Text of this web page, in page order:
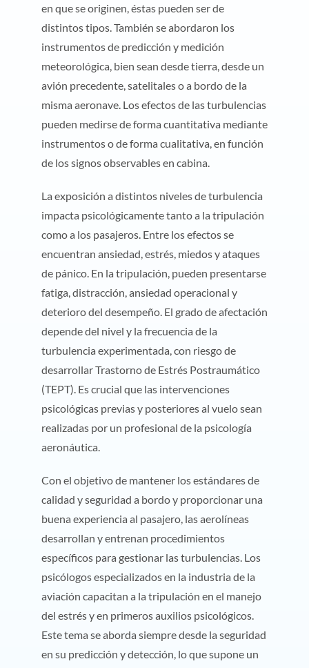
en que se originen, éstas pueden ser de
distintos tipos. También se abordaron los
instrumentos de predicción y medición
meteorológica, bien sean desde tierra, desde un
avión precedente, satelitales o a bordo de la
misma aeronave. Los efectos de las turbulencias
pueden medirse de forma cuantitativa mediante
instrumentos o de forma cualitativa, en función
de los signos observables en cabina.
La exposición a distintos niveles de turbulencia
impacta psicológicamente tanto a la tripulación
como a los pasajeros. Entre los efectos se
encuentran ansiedad, estrés, miedos y ataques
de pánico. En la tripulación, pueden presentarse
fatiga, distracción, ansiedad operacional y
deterioro del desempeño. El grado de afectación
depende del nivel y la frecuencia de la
turbulencia experimentada, con riesgo de
desarrollar Trastorno de Estrés Postraumático
(TEPT). Es crucial que las intervenciones
psicológicas previas y posteriores al vuelo sean
realizadas por un profesional de la psicología
aeronáutica.
Con el objetivo de mantener los estándares de
calidad y seguridad a bordo y proporcionar una
buena experiencia al pasajero, las aerolíneas
desarrollan y entrenan procedimientos
específicos para gestionar las turbulencias. Los
psicólogos especializados en la industria de la
aviación capacitan a la tripulación en el manejo
del estrés y en primeros auxilios psicológicos.
Este tema se aborda siempre desde la seguridad
en su predicción y detección, lo que supone un